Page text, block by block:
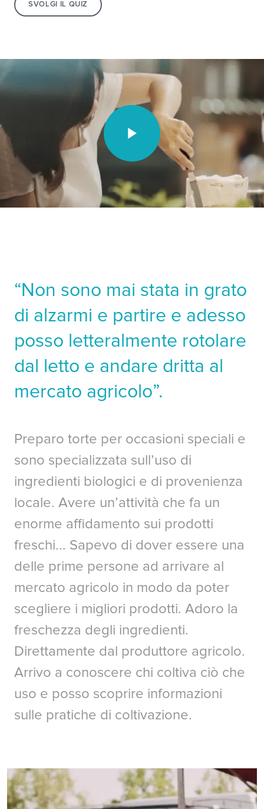
SVOLGI IL QUIZ
Video unavailable.
“Non sono mai stata in grato
di alzarmi e partire e adesso
posso letteralmente rotolare
dal letto e andare dritta al
mercato agricolo”.
Preparo torte per occasioni speciali e
sono specializzata sull’uso di
ingredienti biologici e di provenienza
locale. Avere un’attività che fa un
enorme affidamento sui prodotti
freschi... Sapevo di dover essere una
delle prime persone ad arrivare al
mercato agricolo in modo da poter
scegliere i migliori prodotti. Adoro la
freschezza degli ingredienti.
Direttamente dal produttore agricolo.
Arrivo a conoscere chi coltiva ciò che
uso e posso scoprire informazioni
sulle pratiche di coltivazione.